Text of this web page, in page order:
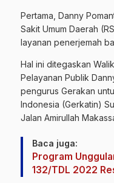
Pertama, Danny
Sakit Umum Daerah
layanan penerjemah
Hal ini ditegaskan
Pelayanan Publik
pengurus Gerakan
Indonesia (Gerkatin)
Jalan Amirullah
Baca juga:
Program
132/TDL 2022